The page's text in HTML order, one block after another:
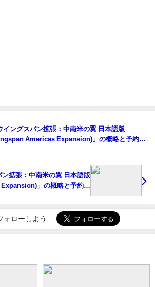
イングスパン拡張：中南米の翼 日本語版
Americas Expansion)」の概略と予約購
ン拡張：中南米の翼 日本語版
」の概略と予約購
ォローしよう